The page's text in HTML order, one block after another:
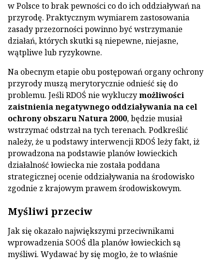
w Polsce to brak pewności co do ich oddziaływań na
przyrodę. Praktycznym wymiarem zastosowania
zasady przezorności powinno być wstrzymanie
działań, których skutki są niepewne, niejasne,
wątpliwe lub ryzykowne.
Na obecnym etapie obu postępowań organy ochrony
przyrody muszą merytorycznie odnieść się do
problemu. Jeśli RDOŚ nie wykluczymożliwości
zaistnienia negatywnego oddziaływania na cel
ochrony obszaru Natura 2000, będzie musiał
wstrzymać odstrzał na tych terenach. Podkreślić
należy, że u podstawy interwencji RDOŚ leży fakt, iż
prowadzona na podstawie planów łowieckich
działalność łowiecka nie została poddana
strategicznej ocenie oddziaływania na środowisko
zgodnie z krajowym prawem środowiskowym.
Myśliwi przeciw
Jak się okazało największymi przeciwnikami
wprowadzenia SOOŚ dla planów łowieckich są
myśliwi. Wydawać by się mogło, że to właśnie